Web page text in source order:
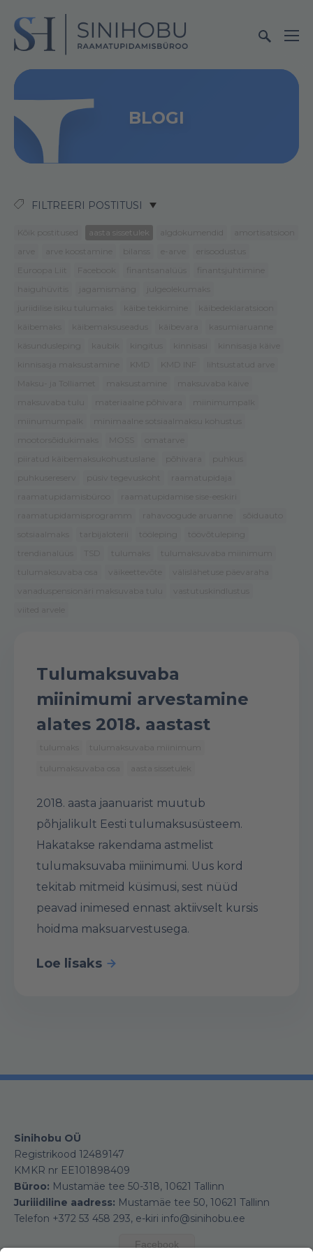
BLOGI
FILTREERI POSTITUSI
Kõik postitused aasta sissetulek algdokumendid
amortisatsioon
arve
arve koostamine bilanss e-arve
erisoodustus
Euroopa Liit
Facebook finantsanalüüs
finantsjuhtimine
haiguhüvitis
jagamismäng
julgeolekumaks
juriidilise isiku tulumaks
käibe tekkimine
käibedeklaratsioon
käibemaks
käibemaksuseadus käibevara
kasumiaruanne
käsundusleping
kaubik kingitus kinnisasi
kinnisasja käive
kinnisasja maksustamine
KMD KMD INF
lihtsustatud arve
Maksu- ja Tolliamet
maksustamine
maksuvaba käive
maksuvaba tulu
materiaalne põhivara
miinimumpalk
miinumumpalk
minimaalne sotsiaalmaksu kohustus
mootorsõidukimaks
omatarve
piiratud käibemaksukohustuslane
põhivara
puhkus
puhkusereserv
püsiv tegevuskoht
raamatupidaja
raamatupidamisbüroo
raamatupidamise sise-eeskiri
raamatupidamisprogramm
rahavoogude aruanne
sõiduauto
sotsiaalmaks
tarbijaloterii tööleping
töövõtuleping
trendianalüüs
tulumaks
tulumaksuvaba miinimum
tulumaksuvaba osa
väikeettevõte
välislähetuse päevaraha
vanaduspensionäri maksuvaba tulu
vastutuskindlustus
viited arvele
Tulumaksuvaba
miinimumi arvestamine
alates 2018. aastast
tulumaks
tulumaksuvaba miinimum
tulumaksuvaba osa
aasta sissetulek
2018. aasta jaanuarist muutub
põhjalikult Eesti tulumaksusüsteem.
Hakatakse rakendama astmelist
tulumaksuvaba miinimumi. Uus kord
tekitab mitmeid küsimusi, sest nüüd
peavad inimesed ennast aktiivselt kursis
hoidma maksuarvestusega.
Loe lisaks
Sinihobu OÜ
Registrikood 12489147
KMKR nr EE101898409
Büroo: Mustamäe tee 50-318, 10621 Tallinn
Juriiidiline aadress: Mustamäe tee 50, 10621 Tallinn
Telefon +372 53 458 293, e-kiri info@sinihobu.ee
Facebook